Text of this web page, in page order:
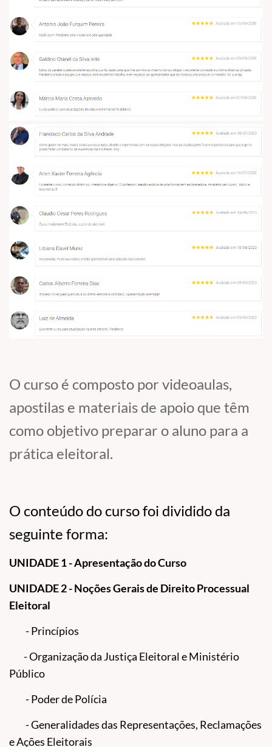
O curso é composto por videoaulas,
apostilas e materiais de apoio que têm
como objetivo preparar o aluno para a
prática eleitoral.
O conteúdo do curso foi dividido da
seguinte forma:
UNIDADE 1 - Apresentação do Curso
UNIDADE 2 - Noções Gerais de Direito Processual
Eleitoral
- Princípios
- Organização da Justiça Eleitoral e Ministério
Público
- Poder de Polícia
- Generalidades das Representações, Reclamações
e Ações Eleitorais